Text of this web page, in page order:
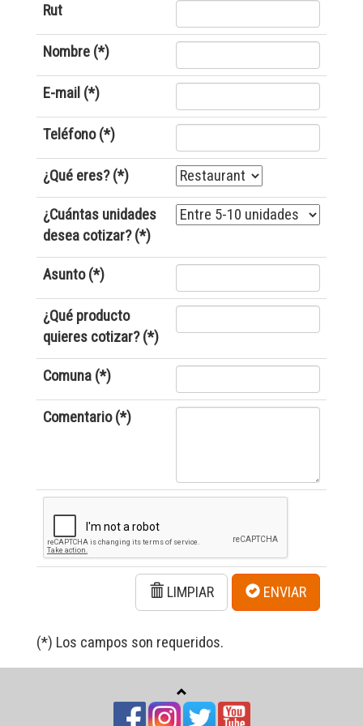
Rut
Nombre (*)
E-mail (*)
Teléfono (*)
¿Qué eres? (*)
¿Cuántas unidades
desea cotizar? (*)
Asunto (*)
¿Qué producto
quieres cotizar? (*)
Comuna (*)
Comentario (*)
ENVIAR
LIMPIAR
(*) Los campos son requeridos.